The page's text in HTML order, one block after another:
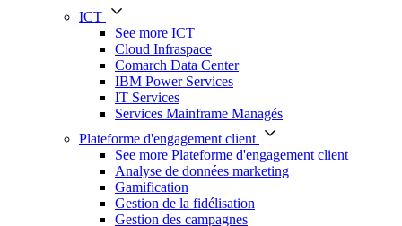
ICT
See more ICT
Cloud Infraspace
Comarch Data Center
IBM Power Services
IT Services
Services Mainframe Managés
Plateforme d'engagement client
See more Plateforme d'engagement client
Analyse de données marketing
Gamification
Gestion de la fidélisation
Gestion des campagnes